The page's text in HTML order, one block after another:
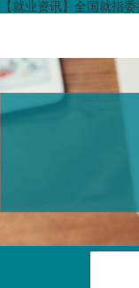
【就业资讯】全国就指